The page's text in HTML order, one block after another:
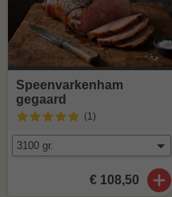
Speenvarkenham
gegaard
(1)
€ 108,50